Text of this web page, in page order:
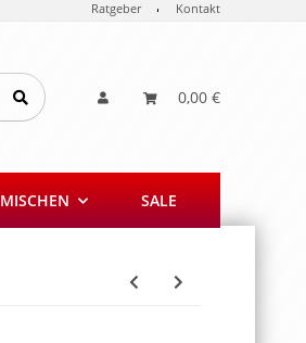
Ratgeber Kontakt
0,00 €
MISCHEN SALE